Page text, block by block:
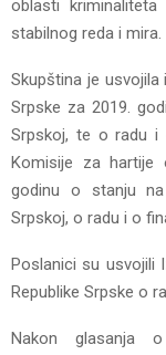
oblasti
stabilnog reda i mira.
Skupština je usvojila
Srpske za 2019.
Srpskoj, te o radu i
Komisije za hartije
godinu o stanju
Srpskoj, o radu i o
Poslanici su usvojili
Republike Srpske o
Nakon glasanja